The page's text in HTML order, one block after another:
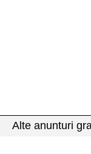
Alte anunturi